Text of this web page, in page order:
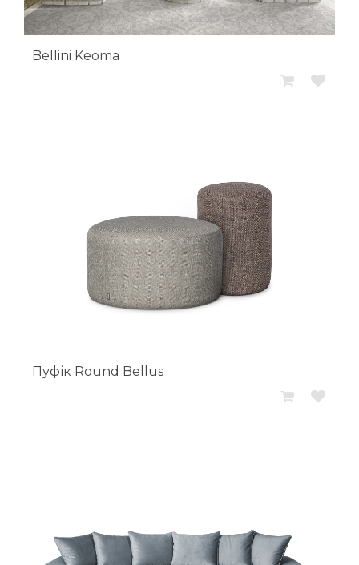
Bellini Keoma
Пуфік Round Bellus